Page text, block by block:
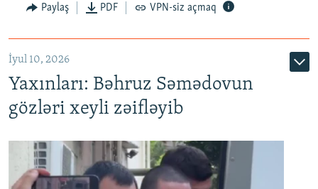
Paylaş PDF VPN-siz açmaq
İyul 10, 2026
Yaxınları: Bəhruz Səmədovun
gözləri xeyli zəifləyib